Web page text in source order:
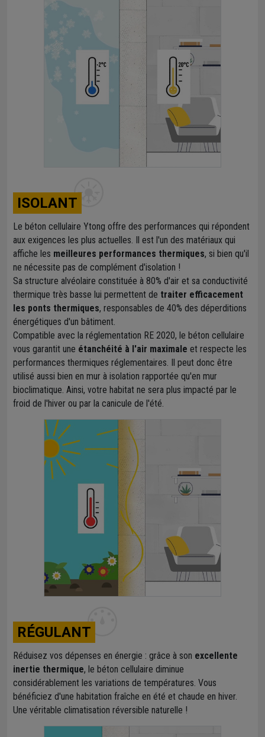
ISOLANT
Le béton cellulaire Ytong offre des performances qui répondent
aux exigences les plus actuelles. Il est l'un des matériaux qui
affiche les meilleures performances thermiques, si bien qu'il
ne nécessite pas de complément d'isolation !
Sa structure alvéolaire constituée à 80% d'air et sa conductivité
thermique très basse lui permettent de traiter efficacement
les ponts thermiques, responsables de 40% des déperditions
énergétiques d'un bâtiment.
Compatible avec la réglementation RE 2020, le béton cellulaire
vous garantit une étanchéité à l'air maximale et respecte les
performances thermiques réglementaires. Il peut donc être
utilisé aussi bien en mur à isolation rapportée qu'en mur
bioclimatique. Ainsi, votre habitat ne sera plus impacté par le
froid de l'hiver ou par la canicule de l'été.
RÉGULANT
Réduisez vos dépenses en énergie : grâce à son excellente
inertie thermique, le béton cellulaire diminue
considérablement les variations de températures. Vous
bénéficiez d'une habitation fraîche en été et chaude en hiver.
Une véritable climatisation réversible naturelle !